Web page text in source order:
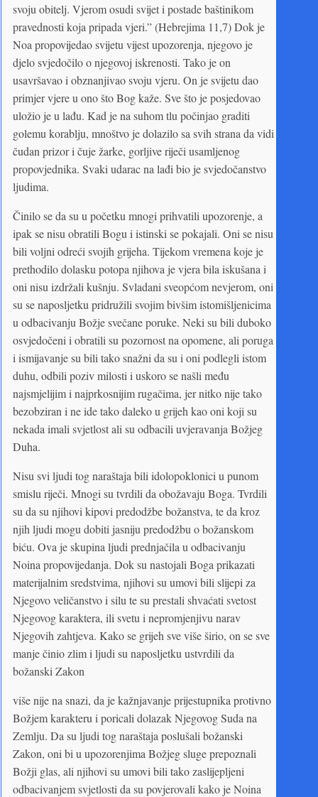
svoju obitelj. Vjerom osudi svijet i postade baštinikom
pravednosti koja pripada vjeri.” (Hebrejima 11,7) Dok je
Noa propovijedao svijetu vijest upozorenja, njegovo je
djelo svjedočilo o njegovoj iskrenosti. Tako je on
usavršavao i obznanjivao svoju vjeru. On je svijetu dao
primjer vjere u ono što Bog kaže. Sve što je posjedovao
uložio je u lađu. Kad je na suhom tlu počinjao graditi
golemu korablju, mnoštvo je dolazilo sa svih strana da vidi
čudan prizor i čuje žarke, gorljive riječi usamljenog
propovjednika. Svaki udarac na lađi bio je svjedočanstvo
ljudima.
Činilo se da su u početku mnogi prihvatili upozorenje, a
ipak se nisu obratili Bogu i istinski se pokajali. Oni se nisu
bili voljni odreći svojih grijeha. Tijekom vremena koje je
prethodilo dolasku potopa njihova je vjera bila iskušana i
oni nisu izdržali kušnju. Svladani sveopćom nevjerom, oni
su se naposljetku pridružili svojim bivšim istomišljenicima
u odbacivanju Božje svečane poruke. Neki su bili duboko
osvjedočeni i obratili su pozornost na opomene, ali poruga
i ismijavanje su bili tako snažni da su i oni podlegli istom
duhu, odbili poziv milosti i uskoro se našli među
najsmjelijim i najprkosnijim rugačima, jer nitko nije tako
bezobziran i ne ide tako daleko u grijeh kao oni koji su
nekada imali svjetlost ali su odbacili uvjeravanja Božjeg
Duha.
Nisu svi ljudi tog naraštaja bili idolopoklonici u punom
smislu riječi. Mnogi su tvrdili da obožavaju Boga. Tvrdili
su da su njihovi kipovi predodžbe božanstva, te da kroz
njih ljudi mogu dobiti jasniju predodžbu o božanskom
biću. Ova je skupina ljudi prednjačila u odbacivanju
Noina propovijedanja. Dok su nastojali Boga prikazati
materijalnim sredstvima, njihovi su umovi bili slijepi za
Njegovo veličanstvo i silu te su prestali shvaćati svetost
Njegovog karaktera, ili svetu i nepromjenjivu narav
Njegovih zahtjeva. Kako se grijeh sve više širio, on se sve
manje činio zlim i ljudi su naposljetku ustvrdili da
božanski Zakon
više nije na snazi, da je kažnjavanje prijestupnika protivno
Božjem karakteru i poricali dolazak Njegovog Suda na
Zemlju. Da su ljudi tog naraštaja poslušali božanski
Zakon, oni bi u upozorenjima Božjeg sluge prepoznali
Božji glas, ali njihovi su umovi bili tako zaslijepljeni
odbacivanjem svjetlosti da su povjerovali kako je Noina